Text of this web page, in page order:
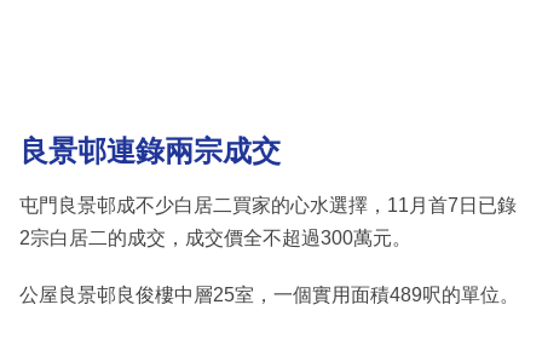
良景邨連錄兩宗成交
屯門良景邨成不少白居二買家的心水選擇，11月首7日已錄
2宗白居二的成交，成交價全不超過300萬元。
公屋良景邨良俊樓中層25室，一個實用面積489呎的單位。